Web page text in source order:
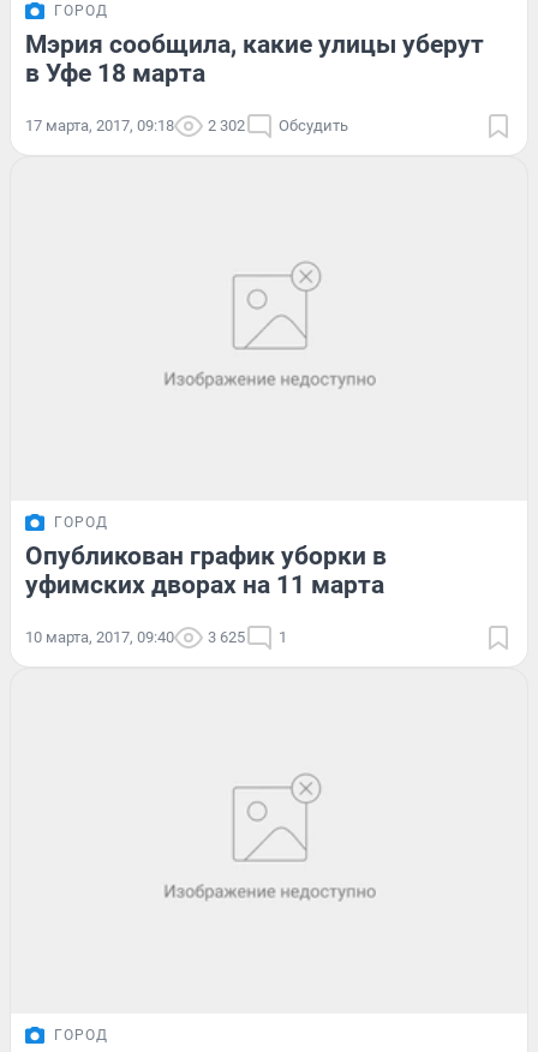
ГОРОД
Мэрия сообщила, какие улицы уберут
в Уфе 18 марта
17 марта, 2017, 09:18 2 302 Обсудить
ГОРОД
Опубликован график уборки в
уфимских дворах на 11 марта
10 марта, 2017, 09:40 3 625 1
ГОРОД